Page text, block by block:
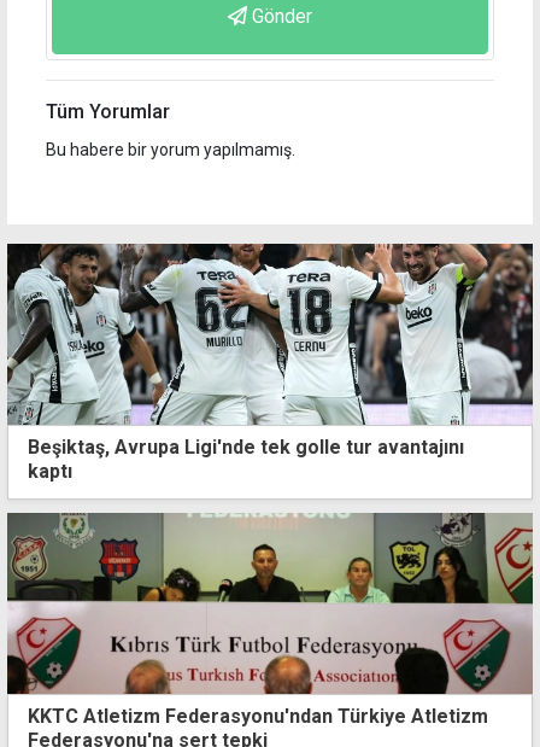
Gönder
Tüm Yorumlar
Bu habere bir yorum yapılmamış.
Beşiktaş, Avrupa Ligi'nde tek golle tur avantajını
kaptı
KKTC Atletizm Federasyonu'ndan Türkiye Atletizm
Federasyonu'na sert tepki